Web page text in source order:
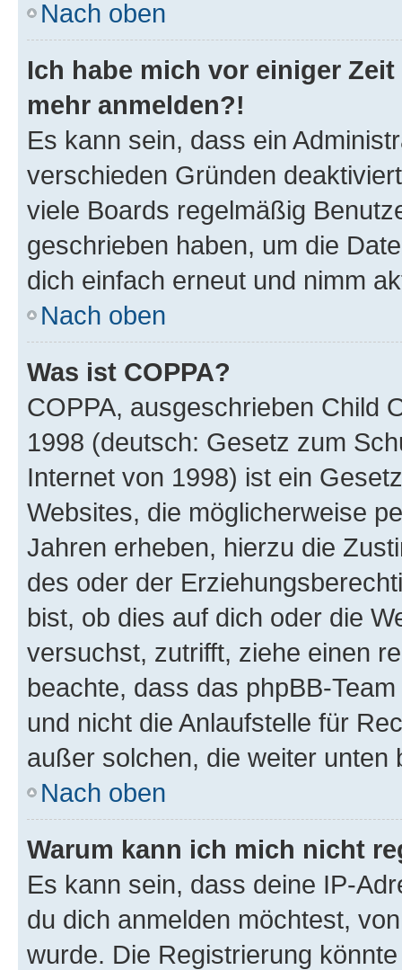
Nach oben
Ich habe mich vor einiger
mehr anmelden?!
Es kann sein, dass ein
verschieden Gründen
viele Boards regelmäßig
geschrieben haben, um die
dich einfach erneut und nimm
Nach oben
Was ist COPPA?
COPPA, ausgeschrieben Child
1998 (deutsch: Gesetz zum
Internet von 1998) ist ein
Websites, die möglicherweise
Jahren erheben, hierzu die
des oder der
bist, ob dies auf dich oder die
versuchst, zutrifft, ziehe einen
beachte, dass das phpBB-
und nicht die Anlaufstelle für
außer solchen, die weiter unten
Nach oben
Warum kann ich mich nicht
Es kann sein, dass deine IP-
du dich anmelden möchtest,
wurde. Die Registrierung